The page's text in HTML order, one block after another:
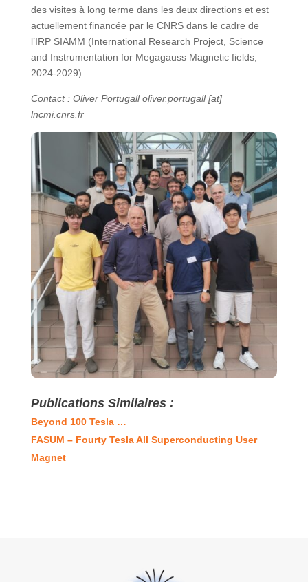
des visites à long terme dans les deux directions et est
actuellement financée par le CNRS dans le cadre de
l’IRP SIAMM (International Research Project, Science
and Instrumentation for Megagauss Magnetic fields,
2024-2029).
Contact : Oliver Portugall oliver.portugall [at]
lncmi.cnrs.fr
Publications Similaires :
Beyond 100 Tesla …
FASUM – Fourty Tesla All Superconducting User
Magnet